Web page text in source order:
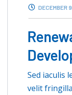
DECEMBER
Sed iaculis
velit